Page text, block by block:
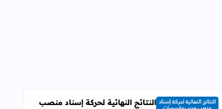
النتائج النهائية لحركة إسناد منصب